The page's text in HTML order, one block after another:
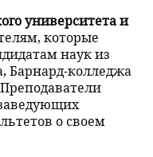
университета и
которые
наук из
Барнард-колледжа
о своем